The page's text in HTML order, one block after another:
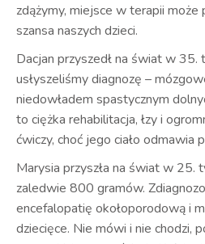
zdążymy, miejsce w terapii może
szansa naszych dzieci.
Dacjan przyszedł na świat w 35.
usłyszeliśmy diagnozę –
niedowładem spastycznym
to ciężka rehabilitacja, łzy i
ćwiczy, choć jego ciało odmawia
Marysia przyszła na świat w 25.
zaledwie 800 gramów.
encefalopatię okołoporodową i
dziecięce. Nie mówi i nie chodzi,